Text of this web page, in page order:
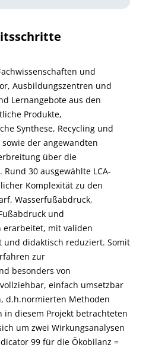
und
Ausbildungszentren und
Lernangebote aus den
Produkte,
Synthese, Recycling und
der angewandten
über die
30 ausgewählte LCA‐
Komplexität zu den
Wasserfußabdruck,
und
erarbeitet, mit validen
didaktisch reduziert. Somit
zur
besonders von
einfach umsetzbar
d.h.normierten Methoden
in diesem Projekt betrachteten
um zwei Wirkungsanalysen
99 für die Ökobilanz =